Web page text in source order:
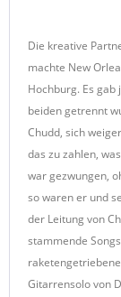
Die kreative
machte New
Hochburg. Es gab
beiden getrennt
Chudd, sich
das zu zahlen,
war gezwungen,
so waren er und
der Leitung von
stammende
Gitarrensolo von